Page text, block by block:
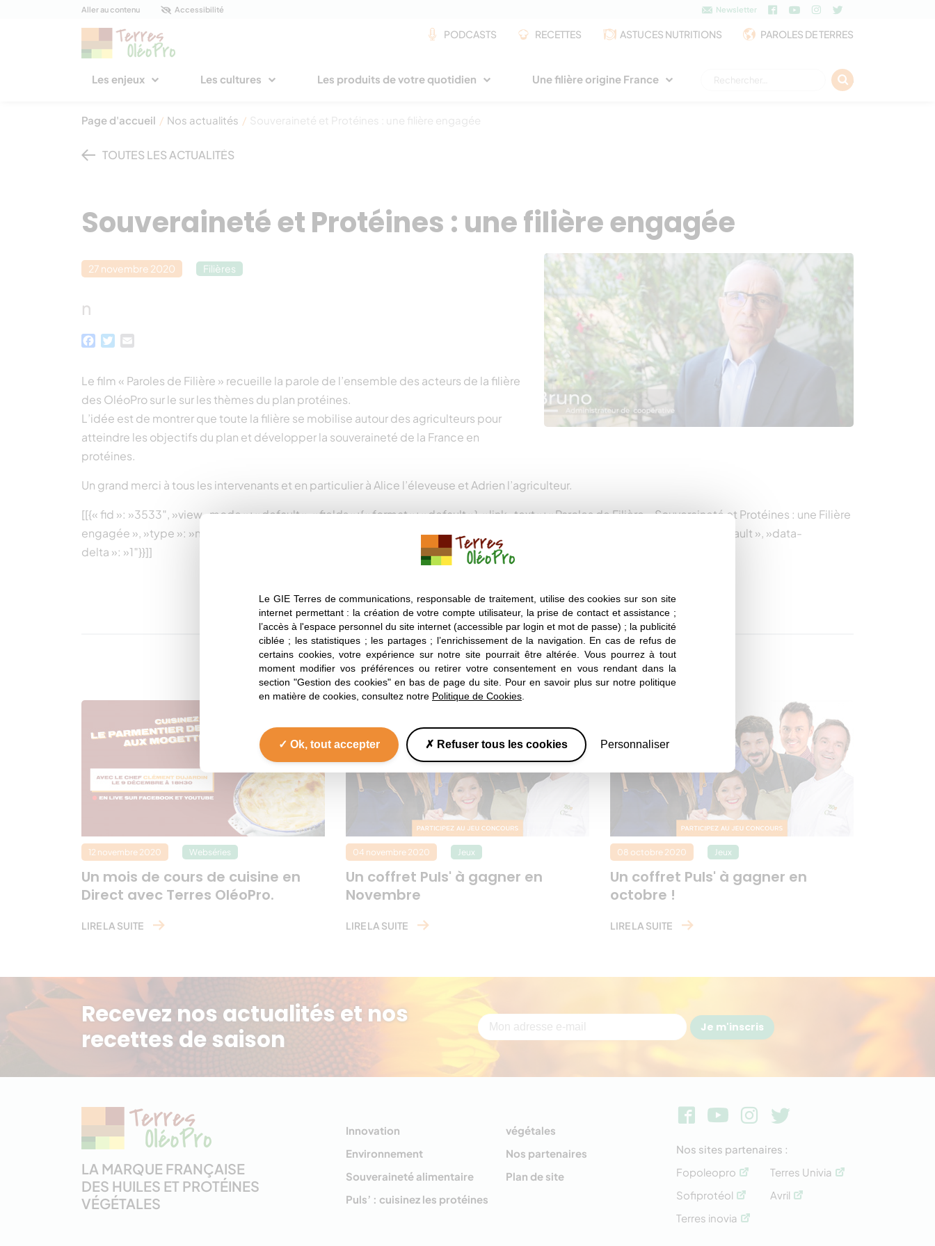
Panneau de gestion des cookies
Le GIE Terres de communications, responsable de traitement, utilise des cookies sur son site
internet permettant : la création de votre compte utilisateur, la prise de contact et assistance ;
l’accès à l'espace personnel du site internet (accessible par login et mot de passe) ; la publicité
ciblée ; les statistiques ; les partages ; l’enrichissement de la navigation. En cas de refus de
certains cookies, votre expérience sur notre site pourrait être altérée. Vous pourrez à tout
moment modifier vos préférences ou retirer votre consentement en vous rendant dans la
section "Gestion des cookies" en bas de page du site. Pour en savoir plus sur notre politique
en matière de cookies, consultez notre Politique de Cookies
Ok, tout accepter Refuser tous les cookies Personnaliser
Aller au contenu Accessibilité Newsletter
PODCASTS RECETTES ASTUCES NUTRITIONS PAROLES DE TERRES
Les enjeux Les cultures Les produits de votre quotidien Une filière origine France
Page d'accueil / Nos actualités / Souveraineté et Protéines : une filière engagée
TOUTES LES ACTUALITÉS
Souveraineté et Protéines : une filière engagée
27 novembre 2020 Filières
n
Facebook
Twitter
Le film « Paroles de Filière » recueille la parole de l’ensemble des acteurs de la filière
des OléoPro sur le sur les thèmes du plan protéines.
L’idée est de montrer que toute la filière se mobilise autour des agriculteurs pour
atteindre les objectifs du plan et développer la souveraineté de la France en
protéines.
Un grand merci à tous les intervenants et en particulier à Alice l’éleveuse et Adrien l’agriculteur.
[[{« fid »: »3533″, »view_mode »: »default », »fields »:{« format »: »default »}, »link_text »: »Paroles de Filière – Souveraineté et Protéines : une Filière
engagée », »type »: »media », »field_deltas »:{« 1 »:{« format »: »default »}}, »attributes »:{« class »: »media-element file-default », »data-
delta »: »1″}}]]
A lire aussi
Quoi de neuf sur les huiles et protéines végétales ?
12 novembre 2020 Webséries
Un mois de cours de cuisine en
Direct avec Terres OléoPro.
LIRE LA SUITE
04 novembre 2020 Jeux
Un coffret Puls' à gagner en
Novembre
LIRE LA SUITE
08 octobre 2020 Jeux
Un coffret Puls' à gagner en
octobre !
LIRE LA SUITE
Recevez nos actualités et nos
recettes de saison
Je m'inscris
LA MARQUE FRANÇAISE
DES HUILES ET PROTÉINES
VÉGÉTALES
Innovation
Environnement
Souveraineté alimentaire
Puls’ : cuisinez les protéines
végétales
Nos partenaires
Plan de site
Nos sites partenaires :
Fopoleopro
Sofiprotéol
Terres inovia
Terres Univia
Avril